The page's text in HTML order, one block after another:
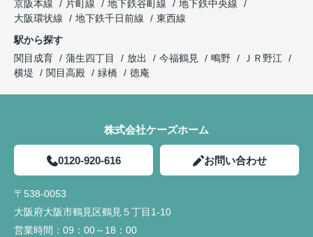
京阪本線
片町線 地下鉄谷町線
地下鉄中央線
大阪環状線
地下鉄千日前線
東西線
駅から探す
関目成育
蒲生四丁目 放出 今福鶴見 鴫野
ＪＲ野江
横堤
関目高殿 緑橋 徳庵
株式会社ケーズホーム
0120-920-616 お問い合わせ
〒538-0053
大阪府大阪市鶴見区鶴見５丁目1-10
営業時間： 09：00～18：00